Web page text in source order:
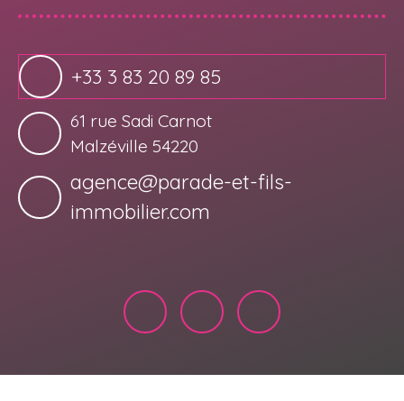
+33 3 83 20 89 85
61 rue Sadi Carnot
Malzéville 54220
agence@parade-et-fils-
immobilier.com